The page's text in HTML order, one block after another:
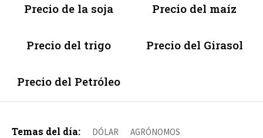
Precio de la soja Precio del maíz
Precio del trigo Precio del Girasol
Precio del Petróleo
Temas del día: DÓLAR AGRÓNOMOS